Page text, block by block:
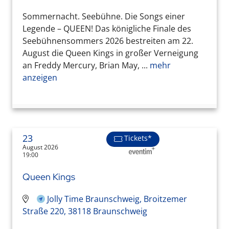
Sommernacht. Seebühne. Die Songs einer
Legende – QUEEN! Das königliche Finale des
Seebühnensommers 2026 bestreiten am 22.
August die Queen Kings in großer Verneigung
an Freddy Mercury, Brian May, ... mehr
anzeigen
23
August 2026
19:00
Tickets*
Queen Kings
Jolly Time Braunschweig, Broitzemer
Straße 220, 38118 Braunschweig